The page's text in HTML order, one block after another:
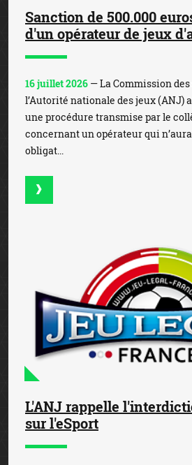
Sanction de 500.000
d'un opérateur de jeux
16 juillet 2026 — La Commission
l’Autorité nationale des jeux (ANJ)
une procédure transmise par le
concernant un opérateur qui
obligat...
L'ANJ rappelle
sur l'eSport